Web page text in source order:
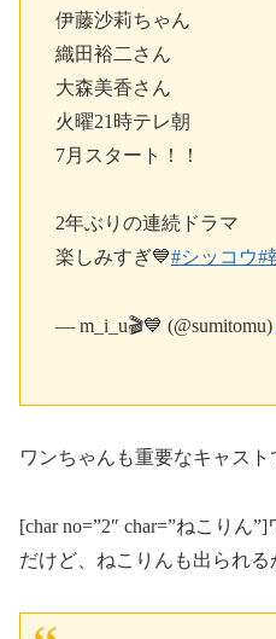
伊藤沙莉ちゃん
織田裕二さん
大森美香さん
火曜21時テレ朝
7月スタート！！
2年ぶりの連続ドラマ
楽しみすぎ💙#シッコウ#
— m_i_u🎬️💙 (@sumitomu)
ワンちゃんも重要なキャスト
[char no=”2″ char=”ねこりん
だけど、ねこりんも出られる